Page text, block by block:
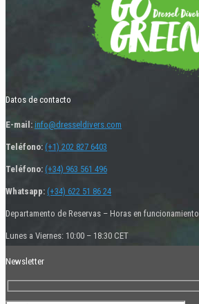
Datos de contacto
E-mail: info@dresseldivers.com
Teléfono: (+1) 202 827 6403
Teléfono: (+34) 963 561 496
Whatsapp: (+34) 622 51 86 24
Departamento de Reservas – Horas en funcionamiento
Lunes a Viernes: 10:00 – 18:30 CET
Newsletter